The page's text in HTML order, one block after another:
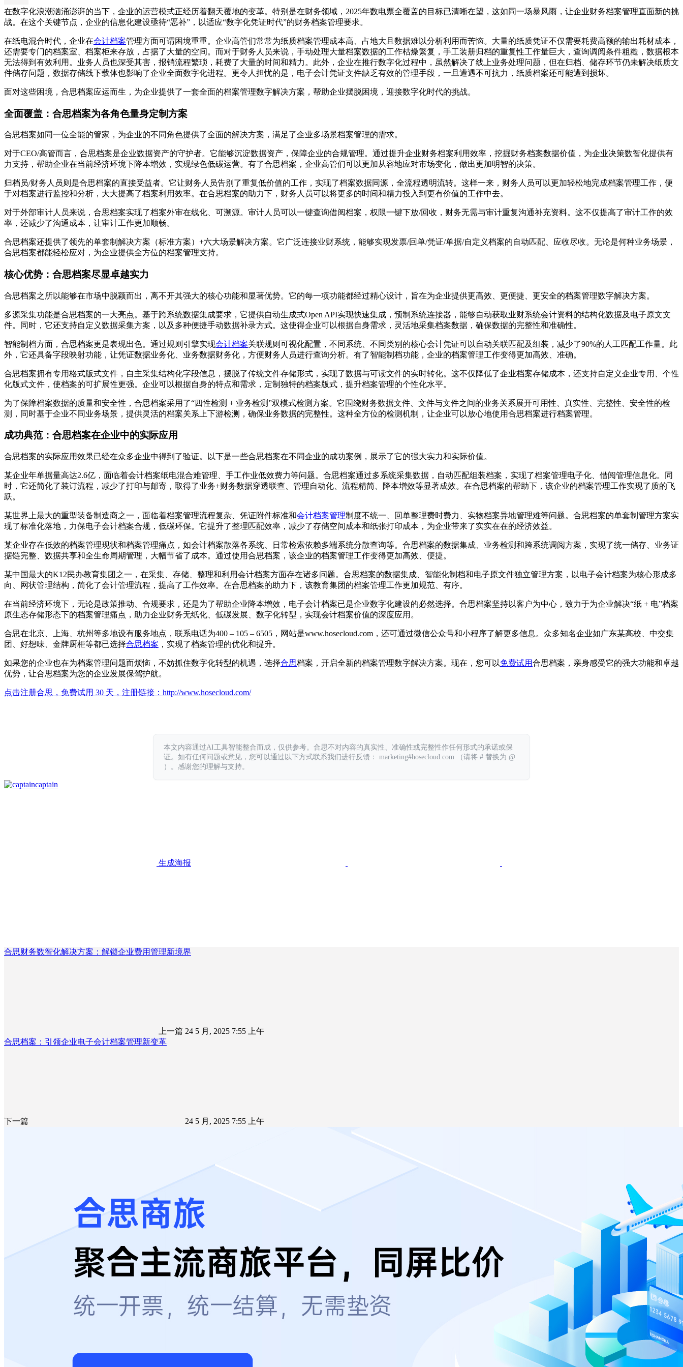
在数字化浪潮汹涌澎湃的当下，企业的运营模式正经历着翻天覆地的变革。特别是在财务领域，2025年数电票全覆盖的目标已清晰在望，这如同一场暴风雨，让企业财务档案管理直面新的挑
战。在这个关键节点，企业的信息化建设亟待“恶补”，以适应“数字化凭证时代”的财务档案管理要求。
在纸电混合时代，企业在会计档案管理方面可谓困境重重。企业高管们常常为纸质档案管理成本高、占地大且数据难以分析利用而苦恼。大量的纸质凭证不仅需要耗费高额的输出耗材成本，
还需要专门的档案室、档案柜来存放，占据了大量的空间。而对于财务人员来说，手动处理大量档案数据的工作枯燥繁复，手工装册归档的重复性工作量巨大，查询调阅条件粗糙，数据根本
无法得到有效利用。业务人员也深受其害，报销流程繁琐，耗费了大量的时间和精力。此外，企业在推行数字化过程中，虽然解决了线上业务处理问题，但在归档、储存环节仍未解决纸质文
件储存问题，数据存储线下载体也影响了企业全面数字化进程。更令人担忧的是，电子会计凭证文件缺乏有效的管理手段，一旦遭遇不可抗力，纸质档案还可能遭到损坏。
面对这些困境，合思档案应运而生，为企业提供了一套全面的档案管理数字解决方案，帮助企业摆脱困境，迎接数字化时代的挑战。
全面覆盖：合思档案为各角色量身定制方案
合思档案如同一位全能的管家，为企业的不同角色提供了全面的解决方案，满足了企业多场景档案管理的需求。
对于CEO/高管而言，合思档案是企业数据资产的守护者。它能够沉淀数据资产，保障企业的合规管理。通过提升企业财务档案利用效率，挖掘财务档案数据价值，为企业决策数智化提供有
力支持，帮助企业在当前经济环境下降本增效，实现绿色低碳运营。有了合思档案，企业高管们可以更加从容地应对市场变化，做出更加明智的决策。
归档员/财务人员则是合思档案的直接受益者。它让财务人员告别了重复低价值的工作，实现了档案数据同源，全流程透明流转。这样一来，财务人员可以更加轻松地完成档案管理工作，便
于对档案进行监控和分析，大大提高了档案利用效率。在合思档案的助力下，财务人员可以将更多的时间和精力投入到更有价值的工作中去。
对于外部审计人员来说，合思档案实现了档案外审在线化、可溯源。审计人员可以一键查询借阅档案，权限一键下放/回收，财务无需与审计重复沟通补充资料。这不仅提高了审计工作的效
率，还减少了沟通成本，让审计工作更加顺畅。
合思档案还提供了领先的单套制解决方案（标准方案）+六大场景解决方案。它广泛连接业财系统，能够实现发票/回单/凭证/单据/自定义档案的自动匹配、应收尽收。无论是何种业务场景，
合思档案都能轻松应对，为企业提供全方位的档案管理支持。
核心优势：合思档案尽显卓越实力
合思档案之所以能够在市场中脱颖而出，离不开其强大的核心功能和显著优势。它的每一项功能都经过精心设计，旨在为企业提供更高效、更便捷、更安全的档案管理数字解决方案。
多源采集功能是合思档案的一大亮点。基于跨系统数据集成要求，它提供自动生成式Open API实现快速集成，预制系统连接器，能够自动获取业财系统会计资料的结构化数据及电子原文文
件。同时，它还支持自定义数据采集方案，以及多种便捷手动数据补录方式。这使得企业可以根据自身需求，灵活地采集档案数据，确保数据的完整性和准确性。
智能制档方面，合思档案更是表现出色。通过规则引擎实现会计档案关联规则可视化配置，不同系统、不同类别的核心会计凭证可以自动关联匹配及组装，减少了90%的人工匹配工作量。此
外，它还具备字段映射功能，让凭证数据业务化、业务数据财务化，方便财务人员进行查询分析。有了智能制档功能，企业的档案管理工作变得更加高效、准确。
合思档案拥有专用格式版式文件，自主采集结构化字段信息，摆脱了传统文件存储形式，实现了数据与可读文件的实时转化。这不仅降低了企业档案存储成本，还支持自定义企业专用、个性
化版式文件，使档案的可扩展性更强。企业可以根据自身的特点和需求，定制独特的档案版式，提升档案管理的个性化水平。
为了保障档案数据的质量和安全性，合思档案采用了“四性检测 + 业务检测”双模式检测方案。它围绕财务数据文件、文件与文件之间的业务关系展开可用性、真实性、完整性、安全性的检
测，同时基于企业不同业务场景，提供灵活的档案关系上下游检测，确保业务数据的完整性。这种全方位的检测机制，让企业可以放心地使用合思档案进行档案管理。
成功典范：合思档案在企业中的实际应用
合思档案的实际应用效果已经在众多企业中得到了验证。以下是一些合思档案在不同企业的成功案例，展示了它的强大实力和实际价值。
某企业年单据量高达2.6亿，面临着会计档案纸电混合难管理、手工作业低效费力等问题。合思档案通过多系统采集数据，自动匹配组装档案，实现了档案管理电子化、借阅管理信息化。同
时，它还简化了装订流程，减少了打印与邮寄，取得了业务+财务数据穿透联查、管理自动化、流程精简、降本增效等显著成效。在合思档案的帮助下，该企业的档案管理工作实现了质的飞
跃。
某世界上最大的重型装备制造商之一，面临着档案管理流程复杂、凭证附件标准和会计档案管理制度不统一、回单整理费时费力、实物档案异地管理难等问题。合思档案的单套制管理方案实
现了标准化落地，力保电子会计档案合规，低碳环保。它提升了整理匹配效率，减少了存储空间成本和纸张打印成本，为企业带来了实实在在的经济效益。
某企业存在低效的档案管理现状和档案管理痛点，如会计档案散落各系统、日常检索依赖多端系统分散查询等。合思档案的数据集成、业务检测和跨系统调阅方案，实现了统一储存、业务证
据链完整、数据共享和全生命周期管理，大幅节省了成本。通过使用合思档案，该企业的档案管理工作变得更加高效、便捷。
某中国最大的K12民办教育集团之一，在采集、存储、整理和利用会计档案方面存在诸多问题。合思档案的数据集成、智能化制档和电子原文件独立管理方案，以电子会计档案为核心形成多
向、网状管理结构，简化了会计管理流程，提高了工作效率。在合思档案的助力下，该教育集团的档案管理工作更加规范、有序。
在当前经济环境下，无论是政策推动、合规要求，还是为了帮助企业降本增效，电子会计档案已是企业数字化建设的必然选择。合思档案坚持以客户为中心，致力于为企业解决“纸 + 电”档案
原生态存储形态下的档案管理痛点，助力企业财务无纸化、低碳发展、数字化转型，实现会计档案价值的深度应用。
合思在北京、上海、杭州等多地设有服务地点，联系电话为400 – 105 – 6505，网站是www.hosecloud.com，还可通过微信公众号和小程序了解更多信息。众多知名企业如广东某高校、中交集
团、好想味、金牌厨柜等都已选择合思档案 ，实现了档案管理的优化和提升。
如果您的企业也在为档案管理问题而烦恼，不妨抓住数字化转型的机遇，选择合思档案，开启全新的档案管理数字解决方案。现在，您可以免费试用合思档案，亲身感受它的强大功能和卓越
优势，让合思档案为您的企业发展保驾护航。
点击注册合思，免费试用 30 天，注册链接： http://www.hosecloud.com/
本文内容通过AI工具智能整合而成，仅供参考。合思不对内容的真实性、准确性或完整性作任何形式的承诺或保
证。如有任何问题或意见，您可以通过以下方式联系我们进行反馈： marketing#hosecloud.com （请将 # 替换为 @
）。感谢您的理解与支持。
captain
生成海报
合思财务数智化解决方案：解锁企业费用管理新境界
上一篇 24 5 月, 2025 7:55 上午
合思档案：引领企业电子会计档案管理新变革
下一篇 24 5 月, 2025 7:55 上午